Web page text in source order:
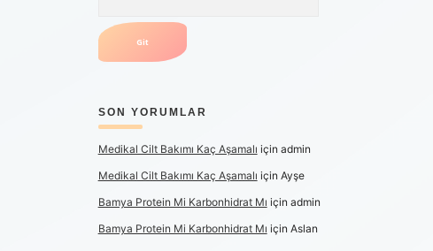
SON YORUMLAR
Medikal Cilt Bakımı Kaç Aşamalı için admin
Medikal Cilt Bakımı Kaç Aşamalı için Ayşe
Bamya Protein Mi Karbonhidrat Mı için admin
Bamya Protein Mi Karbonhidrat Mı için Aslan